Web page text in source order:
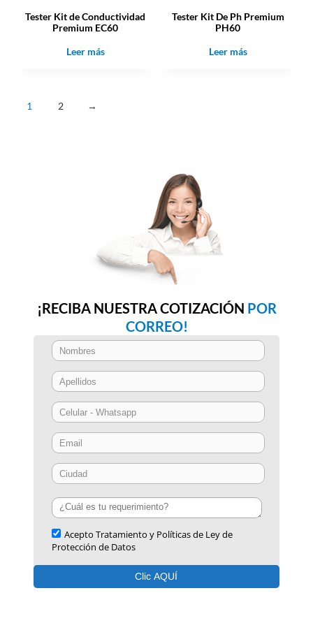
Tester Kit de Conductividad
Premium EC60
Leer más
Tester Kit De Ph Premium
PH60
Leer más
1 2 →
¡RECIBA NUESTRA COTIZACIÓN POR
CORREO!